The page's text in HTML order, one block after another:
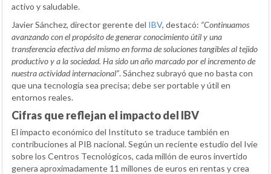
activo y saludable.
Javier Sánchez, director gerente del IBV, destacó: “Continuamos
avanzando con el propósito de generar conocimiento útil y una
transferencia efectiva del mismo en forma de soluciones tangibles al tejido
productivo y a la sociedad. Ha sido un año marcado por el incremento de
nuestra actividad internacional”. Sánchez subrayó que no basta con
que una tecnología sea precisa; debe ser portable y útil en
entornos reales.
Cifras que reflejan el impacto del IBV
El impacto económico del Instituto se traduce también en
contribuciones al PIB nacional. Según un reciente estudio del Ivie
sobre los Centros Tecnológicos, cada millón de euros invertido
genera aproximadamente 11 millones de euros en rentas y crea